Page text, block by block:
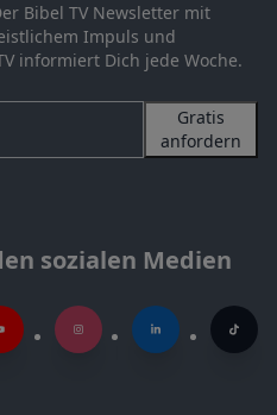
Bibel TV Newsletter mit
Impuls und
informiert Dich jede Woche.
Gratis
anfordern
sozialen Medien